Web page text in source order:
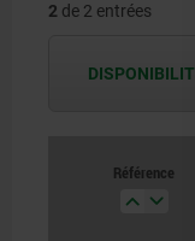
non
2 de 2 entrées
Référence